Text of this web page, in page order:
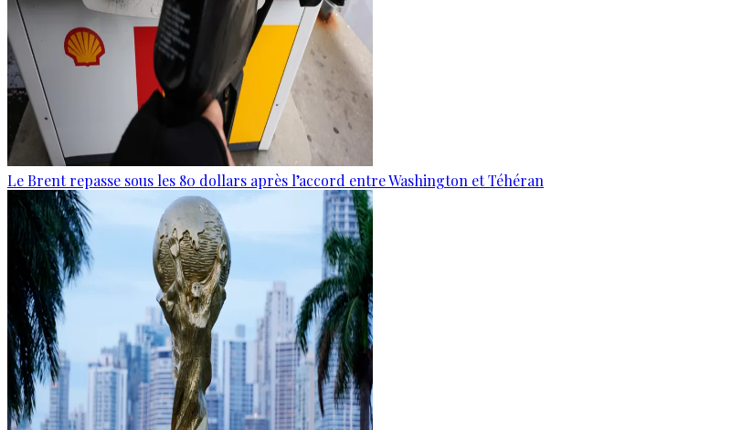
Le Brent repasse sous les 80 dollars après l’accord entre Washington et Téhéran